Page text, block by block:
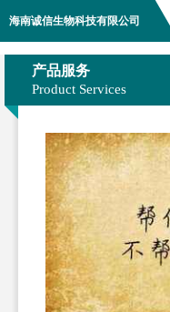
海南诚信生物科技有限公司
产品服务
Product Services